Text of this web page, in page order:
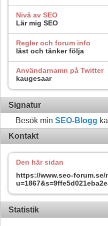
Nivå av SEO
Lär mig SEO
Regler och forum info
läst och tänker följa
Användarnamn på Twitter
kaugesaar
Signatur
Besök min SEO-Blogg
Kontakt
Den här sidan
https://www.seo-forum.se/
Statistik